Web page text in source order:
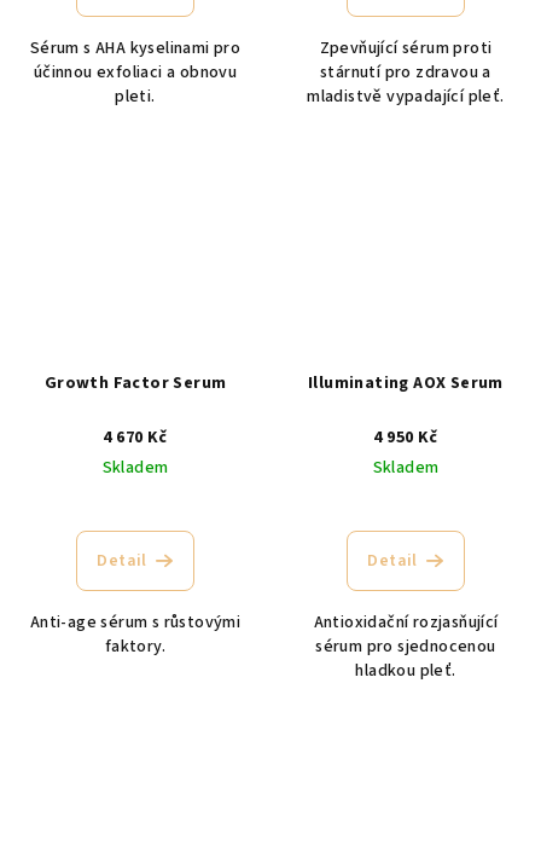
Sérum s AHA kyselinami pro
účinnou exfoliaci a obnovu
pleti.
Zpevňující sérum proti
stárnutí pro zdravou a
mladistvě vypadající pleť.
Growth Factor Serum
4 670 Kč
Skladem
Detail
Anti-age sérum s růstovými
faktory.
Illuminating AOX Serum
4 950 Kč
Skladem
Detail
Antioxidační rozjasňující
sérum pro sjednocenou
hladkou pleť.